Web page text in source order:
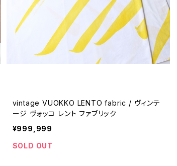
vintage VUOKKO LENTO fabric / ヴィンテ
ージ ヴォッコ レント ファブリック
¥999,999
SOLD OUT